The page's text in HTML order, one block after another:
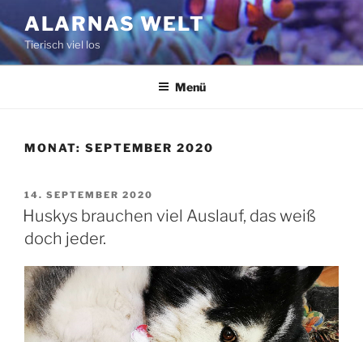
Inhalt
springen
ALARNAS WELT
Tierisch viel los
Menü
MONAT: SEPTEMBER 2020
VERÖFFENTLICHT
AM
14. SEPTEMBER 2020
Huskys brauchen viel Auslauf, das weiß
doch jeder.